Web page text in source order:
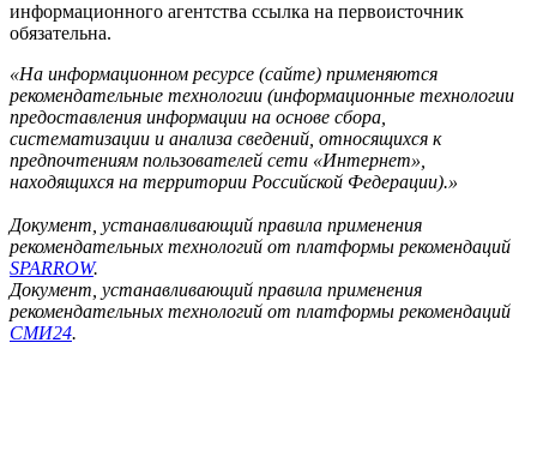
информационного агентства ссылка на первоисточник
обязательна.
«На информационном ресурсе (сайте) применяются
рекомендательные технологии (информационные технологии
предоставления информации на основе сбора,
систематизации и анализа сведений, относящихся к
предпочтениям пользователей сети «Интернет»,
находящихся на территории Российской Федерации).»
Документ, устанавливающий правила применения
рекомендательных технологий от платформы рекомендаций
SPARROW.
Документ, устанавливающий правила применения
рекомендательных технологий от платформы рекомендаций
СМИ24.